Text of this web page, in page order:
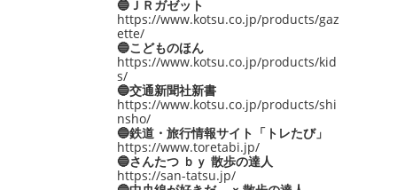
🔵ＪＲガゼット
https://www.kotsu.co.jp/products/gaz
ette/
🔵こどものほん
https://www.kotsu.co.jp/products/kid
s/
🔵交通新聞社新書
https://www.kotsu.co.jp/products/shi
nsho/
🔵鉄道・旅行情報サイト「トレたび」
https://www.toretabi.jp/
🔵さんたつ ｂｙ 散歩の達人
https://san-tatsu.jp/